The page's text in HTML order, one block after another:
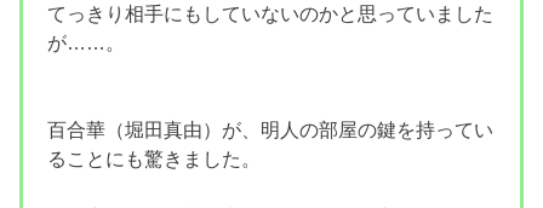
てっきり相手にもしていないのかと思っていました
が……。
百合華（堀田真由）が、明人の部屋の鍵を持ってい
ることにも驚きました。